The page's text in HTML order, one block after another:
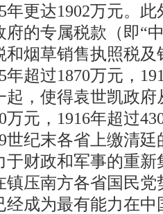
年更达1902万元。
的专属税款（即“
和烟草销售执照税
年超过1870万元，
起，使得袁世凯政
万元，1916年超过
世纪末各省上缴清廷
于财政和军事的重
镇压南方各省国民
经成为最有能力在